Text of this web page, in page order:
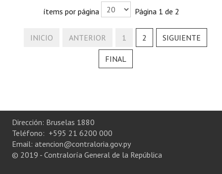
ítems por página Página 1 de 2
INICIO ANTERIOR 1 2 SIGUIENTE
FINAL
Dirección: Bruselas 1880
Teléfono: +595 21 6200 000
Email: atencion@contraloria.gov.py
© 2019 - Contraloría General de la República